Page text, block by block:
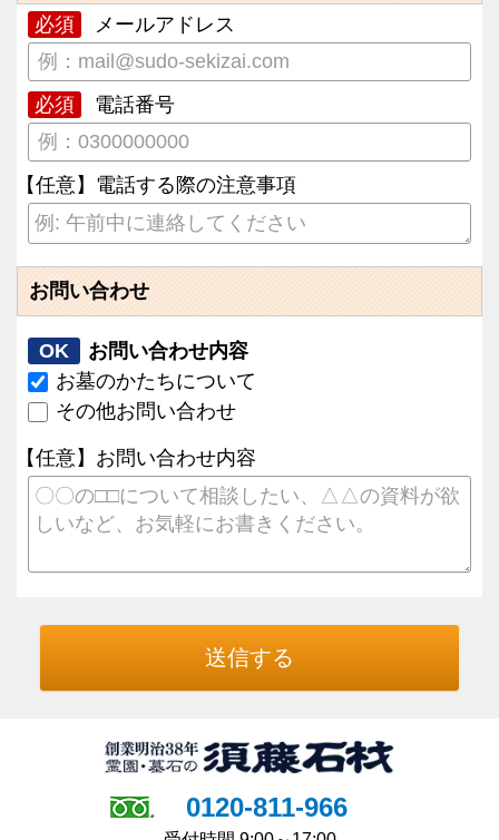
必須 メールアドレス
必須 電話番号
【任意】電話する際の注意事項
お問い合わせ
OK
お問い合わせ内容
お墓のかたちについて
その他お問い合わせ
【任意】お問い合わせ内容
0120-811-966